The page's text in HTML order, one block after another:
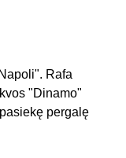
Rafa
"Dinamo"
pergalę